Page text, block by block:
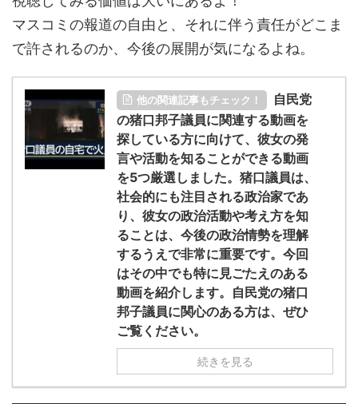
マスコミの報道の自由と、それに伴う責任がどこま
で許されるのか、今後の展開が気になるよね。
他の関連記事もチェック！
自民党
の猪口邦子議員に関連する動画を
探している方に向けて、彼女の発
言や活動を知ることができる動画
を5つ厳選しました。猪口議員は、
社会的にも注目される政治家であ
り、彼女の政治活動や考え方を知
ることは、今後の政治情勢を理解
するうえで非常に重要です。今回
はその中でも特に見ごたえのある
動画を紹介します。自民党の猪口
邦子議員に関心のある方は、ぜひ
ご覧ください。
続きを見る